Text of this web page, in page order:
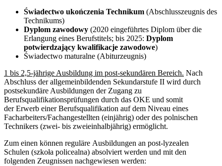
Świadectwo ukończenia Technikum (Abschlusszeugnis des
Technikums)
Dyplom zawodowy (2020 eingeführtes Diplom über die
Erlangung eines Berufstitels; bis 2025: Dyplom
potwierdzający kwalifikacje zawodowe)
Świadectwo maturalne (Abiturzeugnis)
1 bis 2,5-jährige Ausbildung im post-sekundären Bereich. Nach
Abschluss der allgemeinbildenden Sekundarstufe II wird durch
postsekundäre Ausbildungen der Zugang zu
Berufsqualifikationsprüfungen durch das OKE und somit
der Erwerb einer Berufsqualifikation auf dem Niveau eines
Facharbeiters/Fachangestellten (einjährig) oder des polnischen
Technikers (zwei- bis zweieinhalbjährig) ermöglicht.
Zum einen können reguläre Ausbildungen an post-lyzealen
Schulen (szkoła policealna) absolviert werden und mit den
folgenden Zeugnissen nachgewiesen werden: